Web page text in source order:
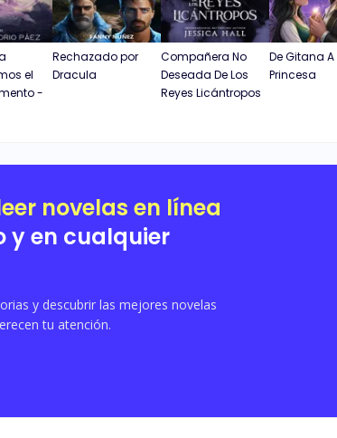
el
-
Rechazado por
Dracula
Compañera No
Deseada De Los
Reyes Licántropos
De Gitana A
Princesa
novelas en línea
y en cualquier
y descubrir las mejores novelas
tu atención.